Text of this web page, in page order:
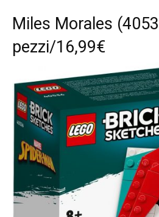
Miles Morales
pezzi/16,99€